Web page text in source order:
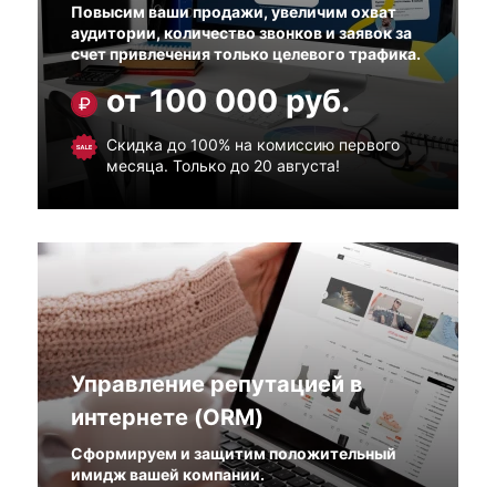
Повысим ваши продажи, увеличим охват
аудитории, количество звонков и заявок за
счет привлечения только целевого трафика.
от 100 000 руб.
Скидка до 100% на комиссию первого
месяца. Только до 20 августа!
Управление репутацией в
интернете (ORM)
Сформируем и защитим положительный
имидж вашей компании.